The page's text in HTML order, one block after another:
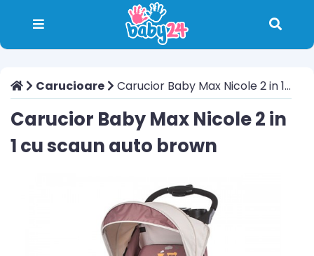
Carucioare Carucior Baby Max Nicole 2 in 1 cu scaun auto brown
Carucior Baby Max Nicole 2 in
1 cu scaun auto brown